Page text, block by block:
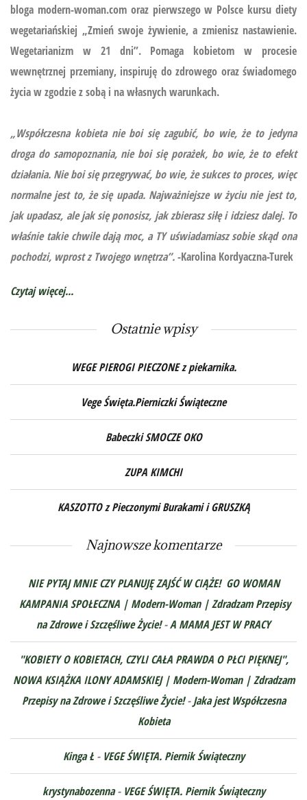
bloga modern-woman.com oraz pierwszego w Polsce kursu diety
wegetariańskiej „Zmień swoje żywienie, a zmienisz nastawienie.
Wegetarianizm w 21 dni”.Pomaga kobietom w procesie
wewnętrznej przemiany, inspiruję do zdrowego oraz świadomego
życia w zgodzie z sobą i na własnych warunkach.
„Współczesna kobieta nie boi się zagubić, bo wie, że to jedyna
droga do samopoznania, nie boi się porażek, bo wie, że to efekt
działania. Nie boi się przegrywać, bo wie, że sukces to proces, więc
normalne jest to, że się upada. Najważniejsze w życiu nie jest to,
jak upadasz, ale jak się ponosisz, jak zbierasz siłę i idziesz dalej. To
właśnie takie chwile dają moc, a TY uświadamiasz sobie skąd ona
pochodzi, wprost z Twojego wnętrza”.-Karolina Kordyaczna-Turek
Czytaj więcej...
Ostatnie wpisy
WEGE PIEROGI PIECZONE z piekarnika.
Vege Święta.Pierniczki Świąteczne
Babeczki SMOCZE OKO
ZUPA KIMCHI
KASZOTTO z Pieczonymi Burakami i GRUSZKĄ
Najnowsze komentarze
NIE PYTAJ MNIE CZY PLANUJĘ ZAJŚĆ W CIĄŻE! GO WOMAN
KAMPANIA SPOŁECZNA | Modern-Woman | Zdradzam Przepisy
na Zdrowe i Szczęśliwe Życie!-A MAMA JEST W PRACY
"KOBIETY O KOBIETACH, CZYLI CAŁA PRAWDA O PŁCI PIĘKNEJ",
NOWA KSIĄŻKA ILONY ADAMSKIEJ | Modern-Woman | Zdradzam
Przepisy na Zdrowe i Szczęśliwe Życie!-Jaka jest Współczesna
Kobieta
Kinga Ł- VEGE ŚWIĘTA. Piernik Świąteczny
krystynabozenna- VEGE ŚWIĘTA. Piernik Świąteczny